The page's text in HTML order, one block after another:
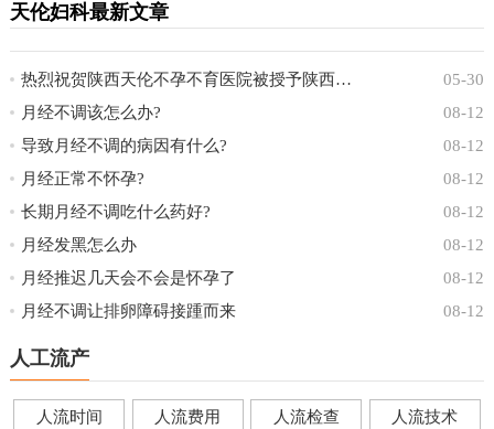
天伦妇科最新文章
05-30
热烈祝贺陕西天伦不孕不育医院被授予陕西省中
08-12
月经不调该怎么办?
08-12
导致月经不调的病因有什么?
08-12
月经正常不怀孕?
08-12
长期月经不调吃什么药好?
08-12
月经发黑怎么办
08-12
月经推迟几天会不会是怀孕了
08-12
月经不调让排卵障碍接踵而来
人工流产
人流时间 人流费用 人流检查 人流技术